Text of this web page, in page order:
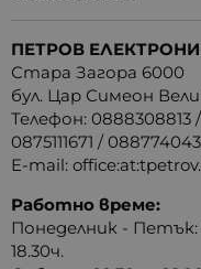
ПЕТРОВ
Стара Загора 6000
бул. Цар Симеон
Телефон:0888308813
0875111671 /
E-mail:
Работно време:
Понеделник - Петък:
18.30ч.